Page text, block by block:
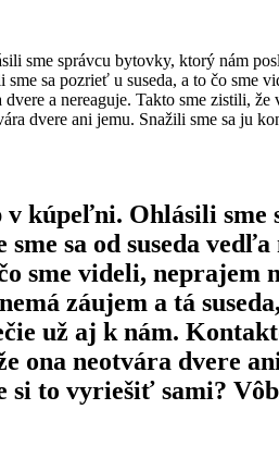
sme správcu bytovky, ktorý nám
sa pozrieť u suseda, a to čo sme
a nereaguje. Takto sme zistili,
dvere ani jemu. Snažili sme sa ju
kúpeľni. Ohlásili sme
sa od suseda vedľa
sme videli, neprajem
záujem a tá
už aj k nám.
ona neotvára dvere
to vyriešiť sami?